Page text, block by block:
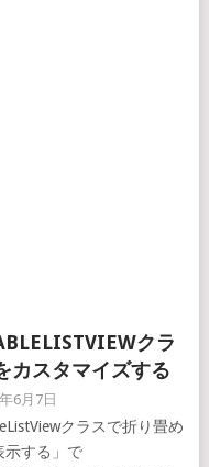
クラ
カスタマイズする
6月7日
クラスで折り畳め
示する」で